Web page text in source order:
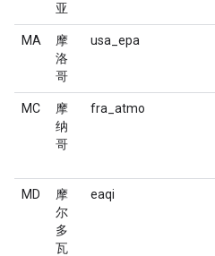
亚
MA
摩
洛
哥
usa_epa
MC
摩
纳
哥
fra_atmo
MD
摩
尔
多
瓦
eaqi